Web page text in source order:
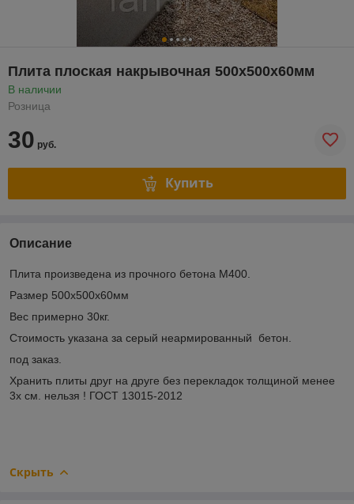
Плита плоская накрывочная 500х500х60мм
В наличии
Розница
30 руб.
Купить
Описание
Плита произведена из прочного бетона М400.
Размер 500х500х60мм
Вес примерно 30кг.
Стоимость указана за серый неармированный бетон.
под заказ.
Хранить плиты друг на друге без перекладок толщиной менее
3х см. нельзя ! ГОСТ 13015-2012
Скрыть